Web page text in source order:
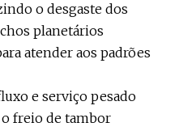
o desgaste dos
planetários
atender aos padrões
e serviço pesado
freio de tambor